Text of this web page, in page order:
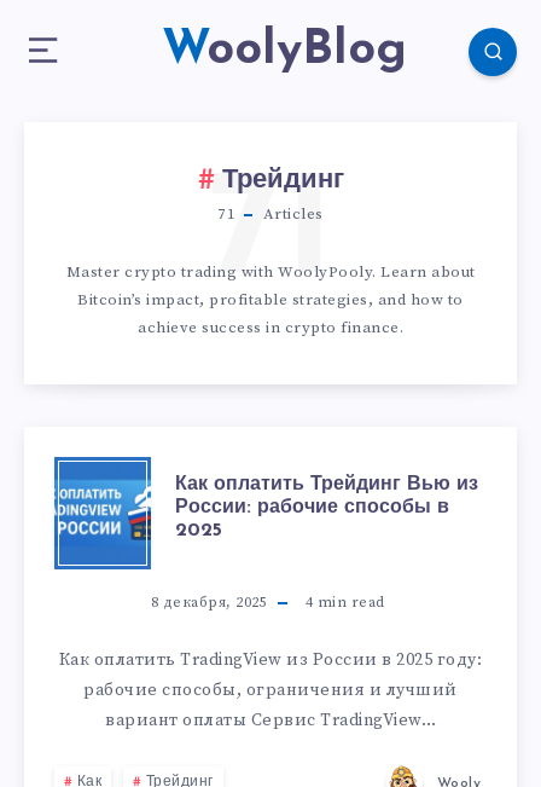
WoolyBlog
Трейдинг
71 Articles
71
Master crypto trading with WoolyPooly. Learn about
Bitcoin’s impact, profitable strategies, and how to
achieve success in crypto finance.
Как оплатить Трейдинг Вью из
России: рабочие способы в
2025
8 декабря, 2025 4min read
Как оплатить TradingView из России в 2025 году:
рабочие способы, ограничения и лучший
вариант оплаты Сервис TradingView…
Как Трейдинг Wooly